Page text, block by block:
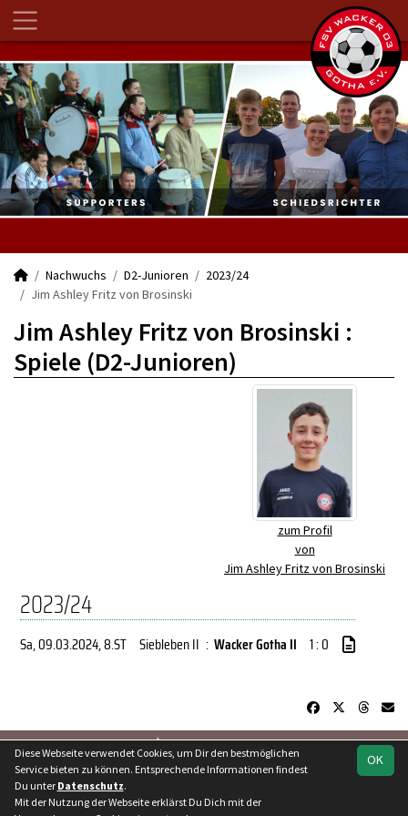
Nachwuchs D2-Junioren
2023/24
Jim Ashley Fritz von Brosinski
Jim Ashley Fritz von Brosinski :
Spiele (D2-Junioren)
zum Profil
von
Jim Ashley Fritz von Brosinski
2023/24
Sa, 09.03.2024, 8.ST Siebleben II : Wacker Gotha II 1 : 0
soccero.de
Besucherstatistik
Datenschutz
OK
Diese Webseite verwendet Cookies, um Dir den bestmöglichen
Service bieten zu können. Entsprechende Informationen findest
Du unter Datenschutz.
Mit der Nutzung der Webseite erklärst Du Dich mit der